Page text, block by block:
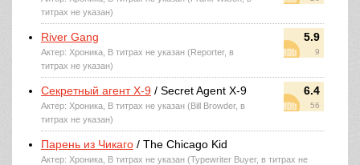
титрах не указан)
5.9
9
River Gang
Актер: Хроника, В титрах не указан (Reporter, в
титрах не указан)
6.4
56
Секретный агент X-9 / Secret Agent X-9
Актер: Хроника, В титрах не указан (Bill Browder, в
титрах не указан)
Парень из Чикаго / The Chicago Kid
Актер: Хроника, В титрах не указан (Typewriter Buyer, в титрах не